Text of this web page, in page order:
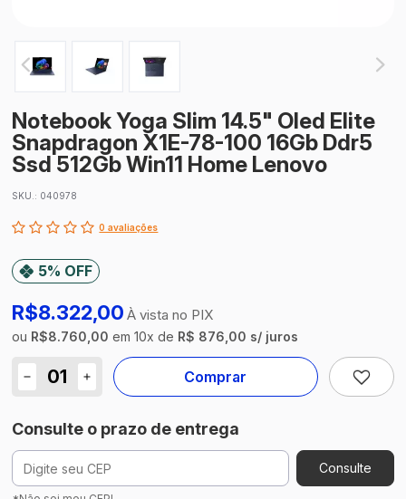
Notebook Yoga Slim 14.5" Oled Elite
Snapdragon X1E-78-100 16Gb Ddr5
Ssd 512Gb Win11 Home Lenovo
SKU.: 040978
0 avaliações
R$8.322,00 À vista no PIX
5% OFF
ou R$8.760,00 em10x de R$ 876,00 s/ juros
Comprar
Consulte o prazo de entrega
Consulte